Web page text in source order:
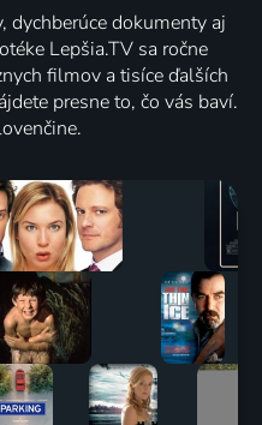
dychberúce dokumenty aj
Lepšia.TV sa ročne
filmov a tisíce ďalších
presne to, čo vás baví.